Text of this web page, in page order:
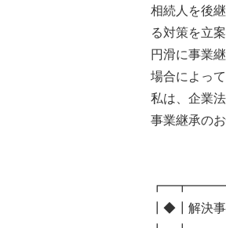
相続人を後
る対策を立
円滑に事業
場合によっ
私は、企業
事業継承の
┃◆┃解決事